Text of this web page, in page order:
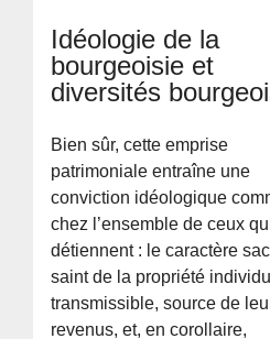
Idéologie de la
bourgeoisie et
diversités
Bien sûr, cette emprise
patrimoniale entraîne une
conviction idéologique
chez l’ensemble de ceux
détiennent : le caractère
saint de la propriété
transmissible, source de
revenus, et, en corollaire,